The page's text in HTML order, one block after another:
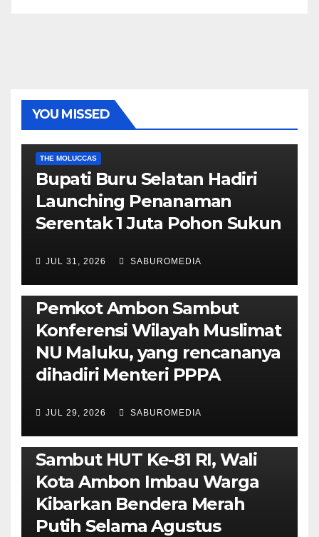
YOU MISSED
THE MOLUCCAS
Bupati Buru Selatan Hadiri
Launching Penanaman
Serentak 1 Juta Pohon Sukun
JUL 31, 2026 SABUROMEDIA
AMBON METRO JURNALISME AKTIVIS
POLITIK & PEMERINTAHAN
Pemkot Ambon Sambut
Konferensi Wilayah Muslimat
NU Maluku, yang rencananya
dihadiri Menteri PPPA
JUL 29, 2026 SABUROMEDIA
AMBON METRO POLITIK & PEMERINTAHAN
Sambut HUT Ke-81 RI, Wali
Kota Ambon Imbau Warga
Kibarkan Bendera Merah
Putih Selama Agustus